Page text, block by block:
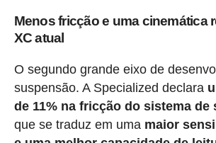
Menos fricção e uma cinemática
XC atual
O segundo grande eixo de
suspensão. A Specialized declara
de 11% na fricção do sistema de
que se traduz em uma maior